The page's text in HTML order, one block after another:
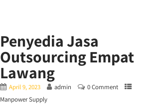
Penyedia Jasa
Outsourcing Empat
Lawang
April 9, 2023 admin
0 Comment
Manpower Supply